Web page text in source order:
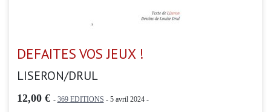
DEFAITES VOS JEUX !
LISERON/DRUL
12,00 € - 369 EDITIONS - 5 avril 2024 -